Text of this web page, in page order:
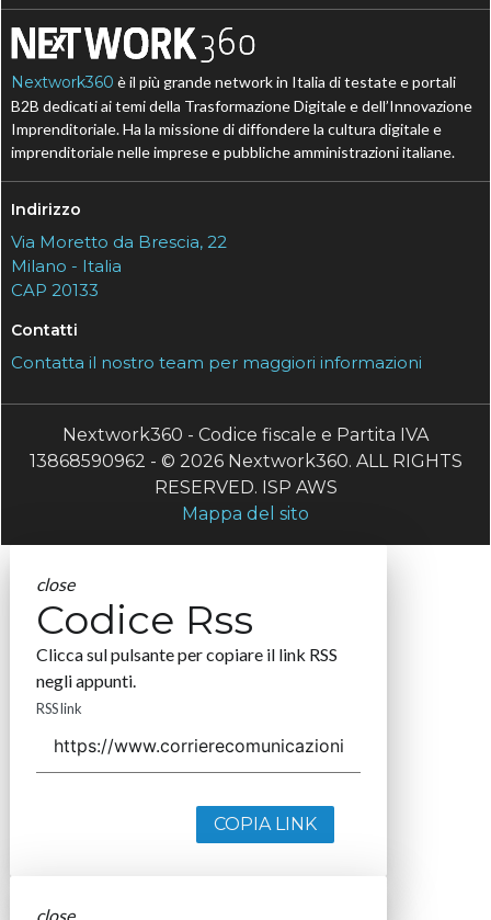
Nextwork360 è il più grande network in Italia di testate e portali
B2B dedicati ai temi della Trasformazione Digitale e dell’Innovazione
Imprenditoriale. Ha la missione di diffondere la cultura digitale e
imprenditoriale nelle imprese e pubbliche amministrazioni italiane.
Indirizzo
Via Moretto da Brescia, 22
Milano - Italia
CAP 20133
Contatti
Contatta il nostro team per maggiori informazioni
Nextwork360 - Codice fiscale e Partita IVA
13868590962 - © 2026 Nextwork360. ALL RIGHTS
RESERVED. ISP AWS
Mappa del sito
close
Codice Rss
Clicca sul pulsante per copiare il link RSS
negli appunti.
RSS link
COPIA LINK
close